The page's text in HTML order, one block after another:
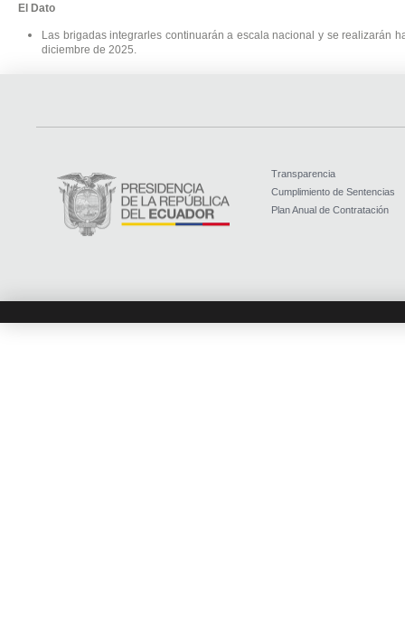
El Dato
Las brigadas integrarles continuarán a escala nacional y se realizarán
diciembre de 2025.
Transparencia
Cumplimiento de Sentencias
Plan Anual de Contratación